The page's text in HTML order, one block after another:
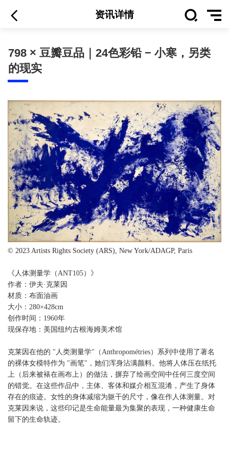
资讯详情
798 × 豆瓣豆品｜24色彩铅 − 小寒，另类
的现实
© 2023 Artists Rights Society (ARS), New York/ADAGP, Paris
《人体测量学（ANT105）》
作者：伊夫·克莱因
材质：布面油画
创作时间：1960年
现保存地：美国纽约古根海姆美术馆
克莱因在他的 "人类测量学"（Anthropométries）系列中使用了
的裸体女模特作为 "画笔"，她们浑身沾满颜料。他将人体压在
上（后来被裱在画布上）的做法，摒弃了绘画空间中任何三度